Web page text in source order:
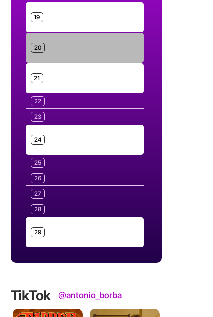
19
20
21
22
23
24
25
26
27
28
29
TikTok @antonio_borba